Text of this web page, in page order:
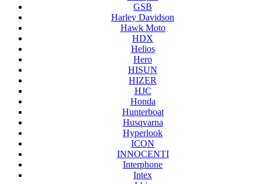
GSB
Harley Davidson
Hawk Moto
HDX
Helios
Hero
HISUN
HIZER
HJC
Honda
Hunterboat
Husqvarna
Hyperlook
ICON
INNOCENTI
Interphone
Intex